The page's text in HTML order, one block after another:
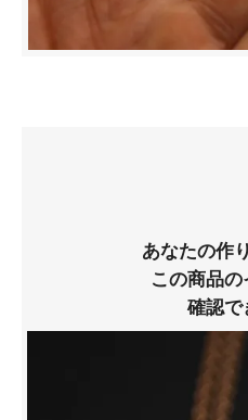
あなたの作
この商品
確認で